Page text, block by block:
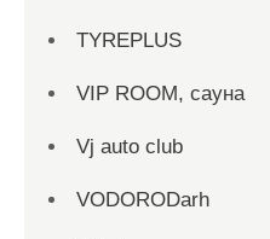
TYREPLUS
VIP ROOM, сауна
Vj auto club
VODORODarh